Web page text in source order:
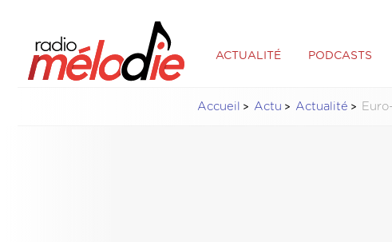
ACTUALITÉ PODCASTS
Accueil Actu Actualité